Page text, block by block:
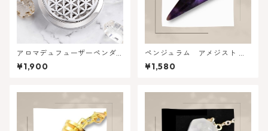
アロマデュフューザーペンダ
ントヘッド・神聖幾何学フラ
ワーオブライフ
¥1,900
ペンジュラム アメジスト 六
角形
¥1,580